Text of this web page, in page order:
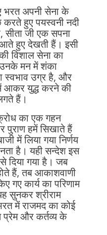
अपनी सेना के
हुए पयस्वनी नदी
जी एक सपना
हुए देखती हैं। इसी
विशाल सेना का
मन में शंका
स्वभाव उग्र है, और
आकर युद्ध करने की
हैं।
का एक गहन
पुराण हमें सिखाते हैं
में लिया गया निर्णय
है। यही सन्देश इस
दिया गया है। जब
हैं, तब आकाशवाणी
गए कार्य का परिणाम
सुनकर श्रीराम
में राजमद का कोई
और कर्तव्य के